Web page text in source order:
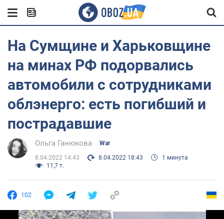
На Сумщине и Харьковщине
на минах РФ подорвались
автомобили с сотрудниками
облэнерго: есть погибший и
пострадавшие
Ольга Ганюкова War
8.04.2022 14:43 8.04.2022 18:43
1 минута
11,7 т.
102